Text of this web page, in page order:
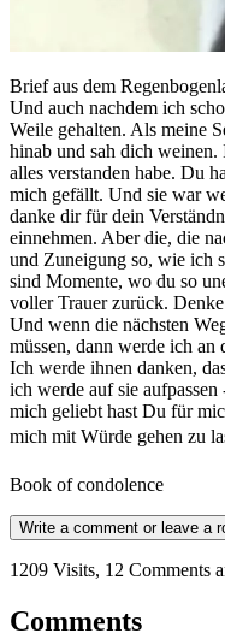
Brief aus dem
Und auch nachdem ich
Weile gehalten. Als meine
hinab und sah dich weinen.
alles verstanden habe. Du
mich gefällt. Und sie war
danke dir für dein
einnehmen. Aber die, die
und Zuneigung so, wie ich
sind Momente, wo du so
voller Trauer zurück.
Und wenn die nächsten
müssen, dann werde ich an
Ich werde ihnen danken,
ich werde auf sie
mich geliebt hast Du für
mich mit Würde gehen zu
Book of condolence
Write a comment or leave a
1209 Visits, 12 Comments
Comments